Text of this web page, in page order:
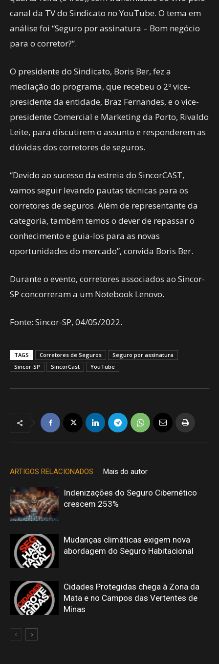
canal da TV do Sindicato no YouTube. O tema em
análise foi “Seguro por assinatura – Bom negócio
para o corretor?”.
O presidente do Sindicato, Boris Ber, fez a
mediação do programa, que recebeu o 2º vice-
presidente da entidade, Braz Fernandes, e o vice-
presidente Comercial e Marketing da Porto, Rivaldo
Leite, para discutirem o assunto e responderem as
dúvidas dos corretores de seguros.
“Devido ao sucesso da estreia do SincorCAST,
vamos seguir levando pautas técnicas para os
corretores de seguros. Além de representante da
categoria, também temos o dever de repassar o
conhecimento e guia-los para as novas
oportunidades do mercado”, convida Boris Ber.
Durante o evento, corretores associados ao Sincor-
SP concorreram a um Notebook Lenovo.
Fonte: Sincor-SP, 04/05/2022.
TAGS Corretores de Seguros
Seguro por assinatura
Sincor-SP
SincorCast YouTube
ARTIGOS RELACIONADOS Mais do autor
Indenizações do Seguro Cibernético
crescem 253%
Mudanças climáticas exigem nova
abordagem do Seguro Habitacional
Cidades Protegidas chega à Zona da
Mata e no Campos das Vertentes de
Minas